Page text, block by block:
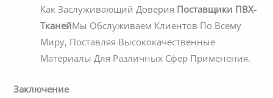
Как Заслуживающий Доверия Поставщики ПВХ-
ТканейМы Обслуживаем Клиентов По Всему
Миру, Поставляя Высококачественные
Материалы Для Различных Сфер Применения.
Заключение